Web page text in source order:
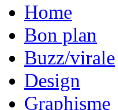
Home
Bon plan
Buzz/virale
Design
Graphisme